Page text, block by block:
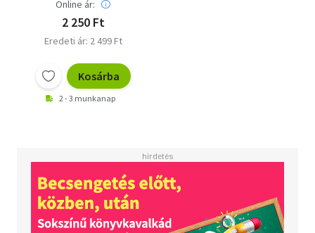
Online ár:
2 250 Ft
Eredeti ár: 2 499 Ft
Kosárba
2 - 3 munkanap